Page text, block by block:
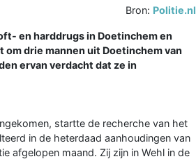
Bron: Politie.nl
en harddrugs in Doetinchem en
drie mannen uit Doetinchem van
ervan verdacht dat ze in
startte de recherche van het
in de heterdaad aanhoudingen van
afgelopen maand. Zij zijn in Wehl in de